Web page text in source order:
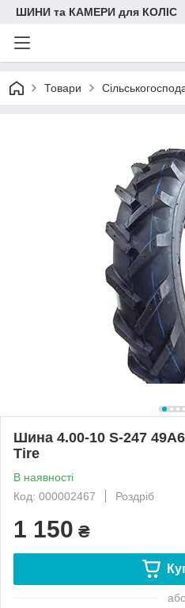
ШИНИ та КАМЕРИ для КОЛІС
Товари
Шина 4.00-10 S-247
Tire
В наявності
Код: 000002467
Роздріб
1 150 ₴
або